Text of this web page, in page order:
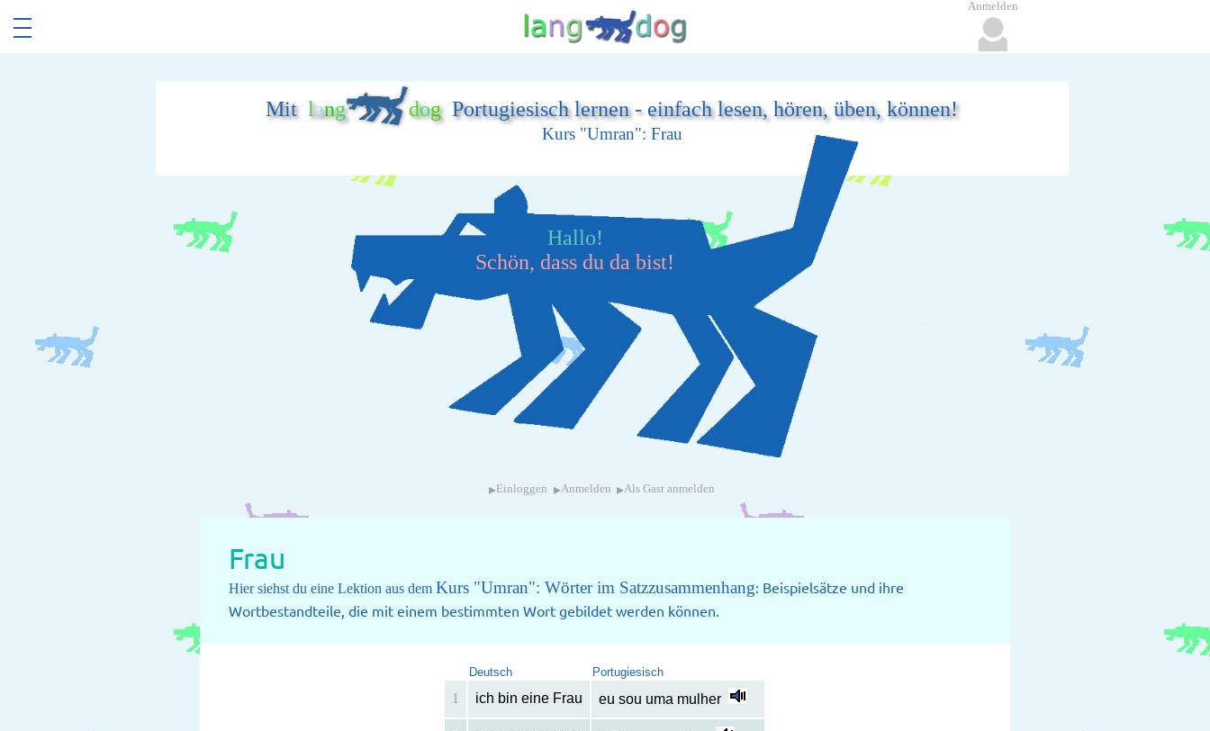
Mitlang dogPortugiesisch lernen - einfach lesen, hören, üben, können!
Kurs "Umran": Frau
Hallo!
Schön, dass du da bist!
▸ Einloggen ▸Anmelden ▸Als Gast anmelden
Frau
Hier siehst du eine Lektion aus dem Kurs "Umran": Wörter im Satzzusammenhang: Beispielsätze und ihre
Wortbestandteile, die mit einem bestimmten Wort gebildet werden können.
Deutsch Portugiesisch
1 ich bin eine Frau eu sou uma mulher
Anmelden